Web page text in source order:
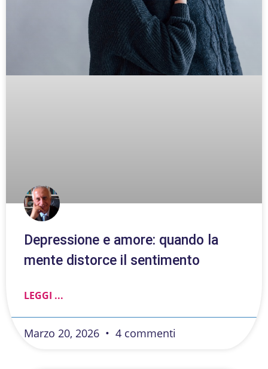
Depressione e amore: quando la
mente distorce il sentimento
LEGGI ...
Marzo 20, 2026 4 commenti